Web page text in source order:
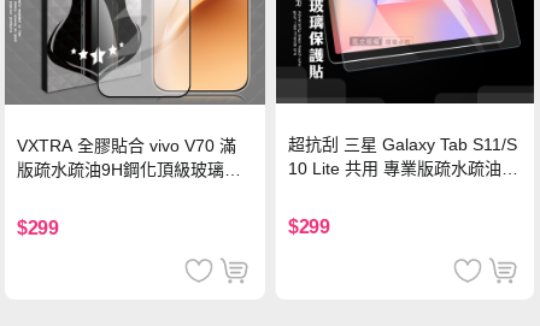
VXTRA 全膠貼合 vivo V70 滿
版疏水疏油9H鋼化頂級玻璃貼
$299
超抗刮 三星 Galaxy Tab S11/S
10 Lite 共用 專業版疏水疏油9
$299